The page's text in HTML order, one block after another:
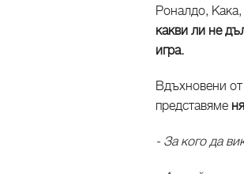
Роналдо,
какви ли не
игра.
Вдъхновени
представяме
- За кого да